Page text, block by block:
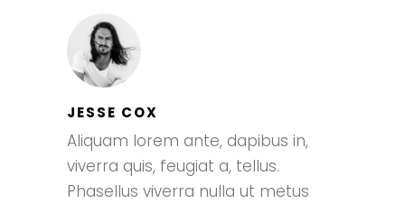
JESSE COX
Aliquam lorem ante, dapibus in,
viverra quis, feugiat a, tellus.
Phasellus viverra nulla ut metus